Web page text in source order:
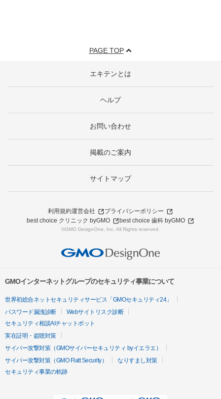
PAGE TOP
エキテンとは
ヘルプ
お問い合わせ
掲載のご案内
サイトマップ
利用規約運営会社
プライバシーポリシー
best choice クリニック byGMO
best choice 歯科 byGMO
©GMO DesignOne, Inc. All Rights reserved.
GMOインターネットグループのセキュリティ事業について
世界初総合ネットセキュリティサービス「GMOセキュリティ24」
パスワード漏洩診断
Webサイトリスク診断
セキュリティ相談AIチャットボット
実在証明・盗聴対策
サイバー攻撃対策（GMOサイバーセキュリティ byイエラエ）
サイバー攻撃対策（GMO Flatt Security）
なりすまし対策
セキュリティ事業の軌跡